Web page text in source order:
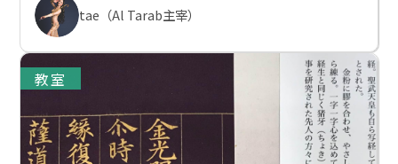
tae（Al Tarab主宰）
教室